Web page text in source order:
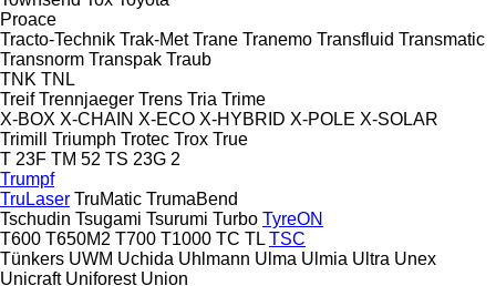
Proace
Tracto-Technik Trak-Met Trane Tranemo Transfluid Transmatic
Transnorm Transpak Traub
TNK TNL
Treif Trennjaeger Trens Tria Trime
X-BOX X-CHAIN X-ECO X-HYBRID X-POLE X-SOLAR
Trimill
Triumph Trotec Trox True
T 23F TM 52 TS 23G 2
Trumpf
TruLaser TruMatic TrumaBend
Tschudin Tsugami Tsurumi Turbo TyreON
T600 T650M2 T700 T1000 TC TL TSC
Tünkers UWM Uchida Uhlmann Ulma Ulmia Ultra Unex
Unicraft Uniforest Union